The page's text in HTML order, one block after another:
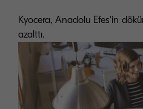
Kyocera, Anadolu Efes'in
azalttı.